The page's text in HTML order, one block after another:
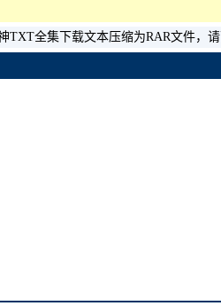
全集下载文本压缩为RAR文件，请